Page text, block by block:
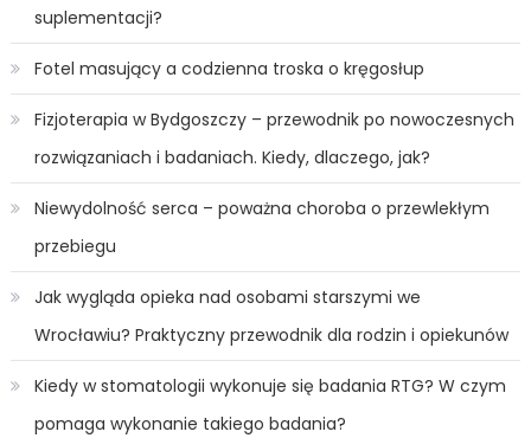
suplementacji?
Fotel masujący a codzienna troska o kręgosłup
Fizjoterapia w Bydgoszczy – przewodnik po nowoczesnych
rozwiązaniach i badaniach. Kiedy, dlaczego, jak?
Niewydolność serca – poważna choroba o przewlekłym
przebiegu
Jak wygląda opieka nad osobami starszymi we
Wrocławiu? Praktyczny przewodnik dla rodzin i opiekunów
Kiedy w stomatologii wykonuje się badania RTG? W czym
pomaga wykonanie takiego badania?